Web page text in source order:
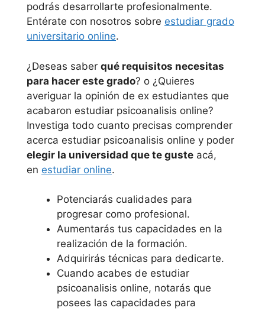
podrás desarrollarte profesionalmente.
Entérate con nosotros sobre estudiar grado
universitario online.
¿Deseas saber qué requisitos necesitas
para hacer este grado? o ¿Quieres
averiguar la opinión de ex estudiantes que
acabaron estudiar psicoanalisis online?
Investiga todo cuanto precisas comprender
acerca estudiar psicoanalisis online y poder
elegir la universidad que te guste acá,
en estudiar online.
Potenciarás cualidades para
progresar como profesional.
Aumentarás tus capacidades en la
realización de la formación.
Adquirirás técnicas para dedicarte.
Cuando acabes de estudiar
psicoanalisis online, notarás que
posees las capacidades para